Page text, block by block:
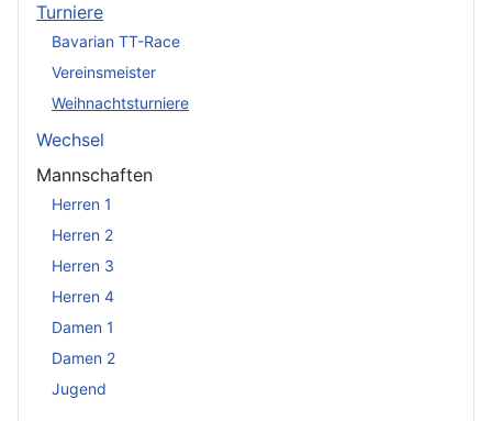
Turniere
Bavarian TT-Race
Vereinsmeister
Weihnachtsturniere
Wechsel
Mannschaften
Herren 1
Herren 2
Herren 3
Herren 4
Damen 1
Damen 2
Jugend